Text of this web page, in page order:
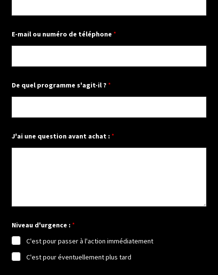
u
u
E-mail ou numéro de téléphone *
De quel programme s'agit-il ? *
J'ai une question avant achat : *
Niveau d'urgence : *
C'est pour passer à l'action immédiatement
C'est pour éventuellement plus tard